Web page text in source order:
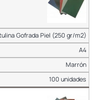
Gofrada Piel (250 gr/m2)
A4
Marrón
100 unidades